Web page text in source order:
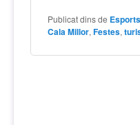
Publicat dins de Esports
Cala Millor,Festes,